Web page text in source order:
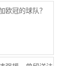
欧冠的球队？